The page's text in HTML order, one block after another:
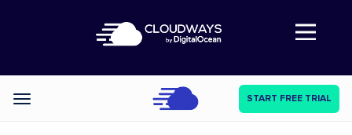
Abre a navegação
Categories START FREE TRIAL